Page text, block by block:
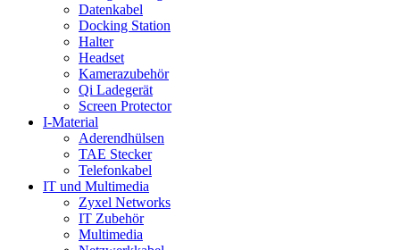
Datenkabel
Docking Station
Halter
Headset
Kamerazubehör
Qi Ladegerät
Screen Protector
I-Material
Aderendhülsen
TAE Stecker
Telefonkabel
IT und Multimedia
Zyxel Networks
IT Zubehör
Multimedia